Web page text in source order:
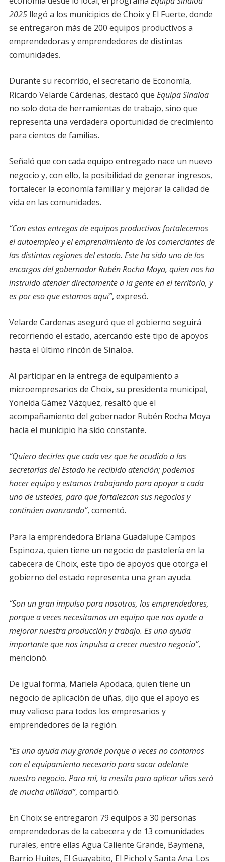
2025 llegó a los municipios de Choix y El Fuerte, donde
se entregaron más de 200 equipos productivos a
emprendedoras y emprendedores de distintas
comunidades.
Durante su recorrido, el secretario de Economía,
Ricardo Velarde Cárdenas, destacó que Equipa Sinaloa
no solo dota de herramientas de trabajo, sino que
representa una verdadera oportunidad de crecimiento
para cientos de familias.
Señaló que con cada equipo entregado nace un nuevo
negocio y, con ello, la posibilidad de generar ingresos,
fortalecer la economía familiar y mejorar la calidad de
vida en las comunidades.
“Con estas entregas de equipos productivos fortalecemos
el autoempleo y el emprendimiento de los comerciantes de
las distintas regiones del estado. Este ha sido uno de los
encargos del gobernador Rubén Rocha Moya, quien nos ha
instruido atender directamente a la gente en el territorio, y
es por eso que estamos aquí”, expresó.
Velarde Cardenas aseguró que el gobierno seguirá
recorriendo el estado, acercando este tipo de apoyos
hasta el último rincón de Sinaloa.
Al participar en la entrega de equipamiento a
microempresarios de Choix, su presidenta municipal,
Yoneida Gámez Vázquez, resaltó que el
acompañamiento del gobernador Rubén Rocha Moya
hacia el municipio ha sido constante.
“Quiero decirles que cada vez que he acudido a las
secretarías del Estado he recibido atención; podemos
hacer equipo y estamos trabajando para apoyar a cada
uno de ustedes, para que fortalezcan sus negocios y
continúen avanzando”, comentó.
Para la emprendedora Briana Guadalupe Campos
Espinoza, quien tiene un negocio de pastelería en la
cabecera de Choix, este tipo de apoyos que otorga el
gobierno del estado representa una gran ayuda.
“Son un gran impulso para nosotros, los emprendedores,
porque a veces necesitamos un equipo que nos ayude a
mejorar nuestra producción y trabajo. Es una ayuda
importante que nos impulsa a crecer nuestro negocio”,
mencionó.
De igual forma, Mariela Apodaca, quien tiene un
negocio de aplicación de uñas, dijo que el apoyo es
muy valioso para todos los empresarios y
emprendedores de la región.
“Es una ayuda muy grande porque a veces no contamos
con el equipamiento necesario para sacar adelante
nuestro negocio. Para mí, la mesita para aplicar uñas será
de mucha utilidad”, compartió.
En Choix se entregaron 79 equipos a 30 personas
emprendedoras de la cabecera y de 13 comunidades
rurales, entre ellas Agua Caliente Grande, Baymena,
Barrio Huites, El Guayabito, El Pichol y Santa Ana. Los